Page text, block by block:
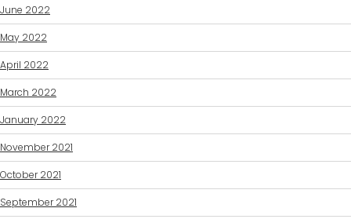
June 2022
May 2022
April 2022
March 2022
January 2022
November 2021
October 2021
September 2021